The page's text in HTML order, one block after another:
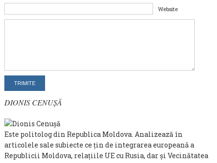
Website
DIONIS CENUȘĂ
Este politolog din Republica Moldova. Analizează în
articolele sale subiecte ce țin de integrarea europeană a
Republicii Moldova, relațiile UE cu Rusia, dar și Vecinătatea